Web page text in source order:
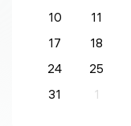
10
11
17
18
24
25
31
1